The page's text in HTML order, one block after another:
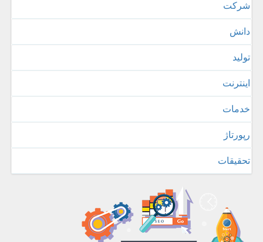
شركت
دانش
تولید
اینترنت
خدمات
رپورتاژ
تحقیقات